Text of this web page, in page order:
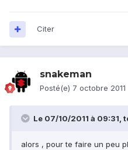
Citer
snakeman
Posté(e) 7 octobre 2011
Le 07/10/2011 à 09:31,
alors , pour te faire un peu